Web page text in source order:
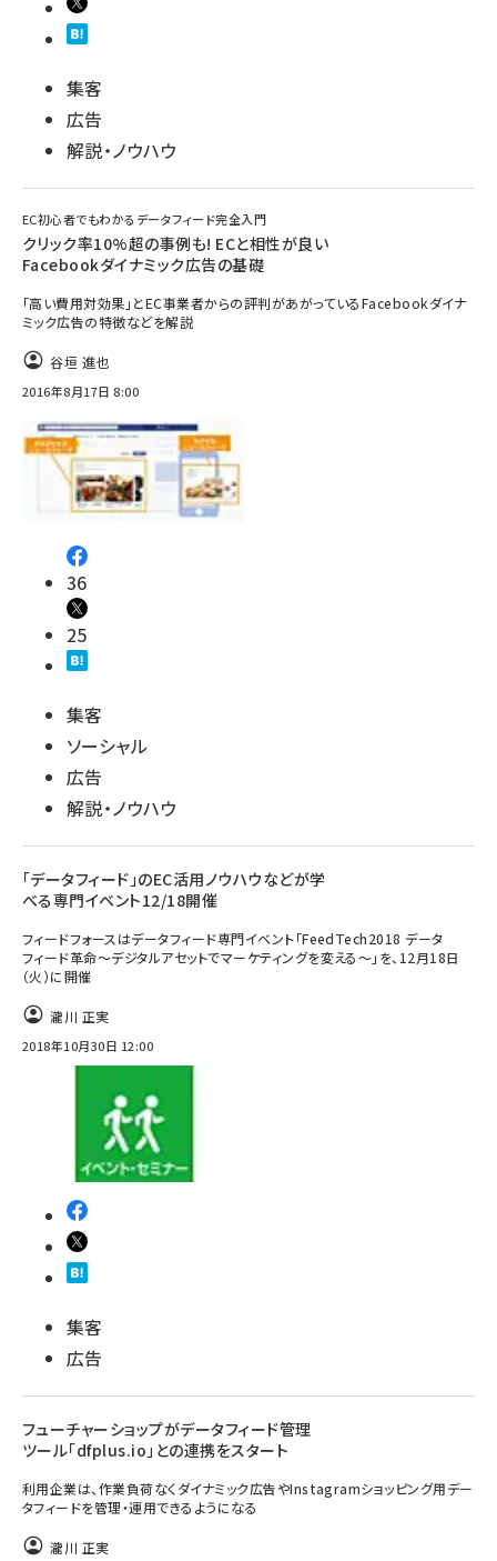
集客
広告
解説・ノウハウ
EC初心者でもわかるデータフィード完全入門
クリック率10%超の事例も! ECと相性が良い
Facebookダイナミック広告の基礎
「高い費用対効果」とEC事業者からの評判があがっているFacebookダイナ
ミック広告の特徴などを解説
谷垣 進也
2016年8月17日 8:00
36
25
集客
ソーシャル
広告
解説・ノウハウ
「データフィード」のEC活用ノウハウなどが学
べる専門イベント12/18開催
フィードフォースはデータフィード専門イベント「FeedTech2018 データ
フィード革命～デジタルアセットでマーケティングを変える～」を、12月18日
（火）に開催
瀧川 正実
2018年10月30日 12:00
集客
広告
フューチャーショップがデータフィード管理
ツール「dfplus.io」との連携をスタート
利用企業は、作業負荷なくダイナミック広告やInstagramショッピング用デー
タフィードを管理・運用できるようになる
瀧川 正実
参加登録はこちら↑